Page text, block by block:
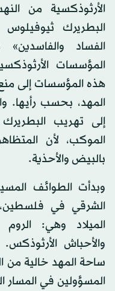
الأرثوذكسية من
البطريرك ثيوفيلوس
الفساد
المؤسسات
هذه المؤسسات إلى
المهد، بحسب رأيها.
إلى تهريب
الموكب، لأن
بالبيض والأحذية.
وبدأت الطوائف
الشرقي في فلسطين،
الميلاد وهي: الروم
والأحباش
ساحة المهد خالية من
المسؤولين في